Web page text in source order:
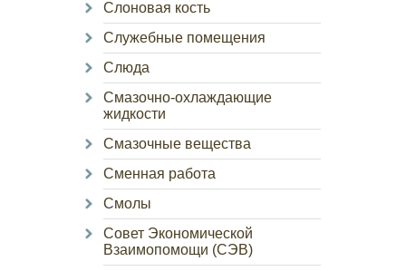
Слоновая кость
Служебные помещения
Слюда
Смазочно-охлаждающие
жидкости
Смазочные вещества
Сменная работа
Смолы
Совет Экономической
Взаимопомощи (СЭВ)